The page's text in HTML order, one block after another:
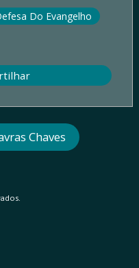
Do Evangelho
Chaves